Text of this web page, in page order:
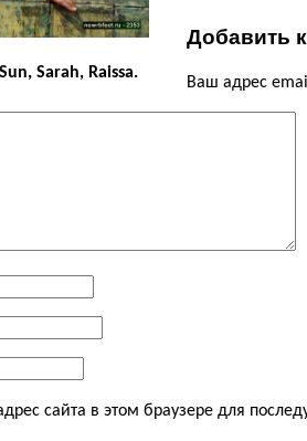
Sarah, Raissa.
Добавить
Ваш адрес
сайта в этом браузере для